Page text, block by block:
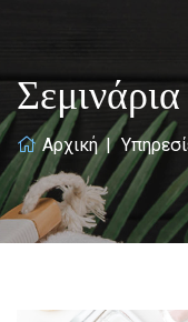
Σεμινάρια
Αρχική